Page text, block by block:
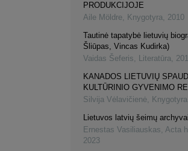
PRODUKCIJOJE
Aile Möldre, Knygotyra, 2010
Tautinė tapatybė lietuvių
Šliūpas, Vincas Kudirka)
Vaidas Šeferis, Literatūra,
KANADOS LIETUVIŲ
KULTŪRINIO GYVENIMO
Silvija Vėlavičienė, Knygotyra
Lietuvos latvių šeimų
Ernestas Vasiliauskas, Acta
2023